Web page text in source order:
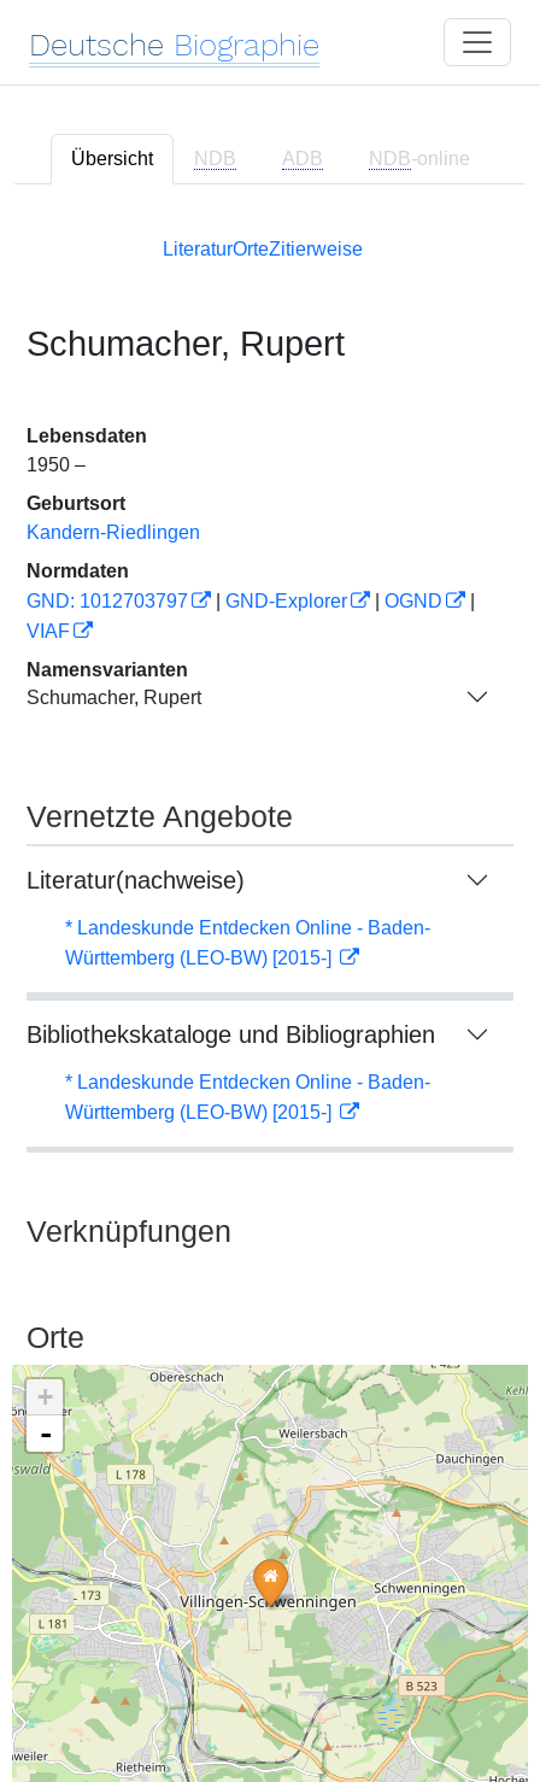
Deutsche Biographie
Übersicht NDB ADB NDB-online
LiteraturOrteZitierweise
Schumacher, Rupert
Lebensdaten
1950 –
Geburtsort
Kandern-Riedlingen
Normdaten
GND: 1012703797
GND-Explorer OGND
VIAF
Namensvarianten
Schumacher, Rupert
Vernetzte Angebote
Literatur(nachweise)
* Landeskunde Entdecken Online - Baden-
Württemberg (LEO-BW) [2015-]
Bibliothekskataloge und Bibliographien
* Landeskunde Entdecken Online - Baden-
Württemberg (LEO-BW) [2015-]
Verknüpfungen
Orte
+
-